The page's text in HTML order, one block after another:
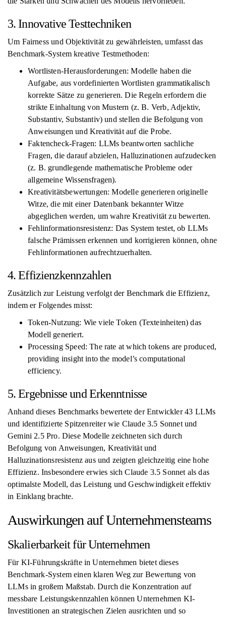
3. Innovative Testtechniken
Um Fairness und Objektivität zu gewährleisten, umfasst das
Benchmark-System kreative Testmethoden:
Wortlisten-Herausforderungen: Modelle haben die
Aufgabe, aus vordefinierten Wortlisten grammatikalisch
korrekte Sätze zu generieren. Die Regeln erfordern die
strikte Einhaltung von Mustern (z. B. Verb, Adjektiv,
Substantiv, Substantiv) und stellen die Befolgung von
Anweisungen und Kreativität auf die Probe.
Faktencheck-Fragen: LLMs beantworten sachliche
Fragen, die darauf abzielen, Halluzinationen aufzudecken
(z. B. grundlegende mathematische Probleme oder
allgemeine Wissensfragen).
Kreativitätsbewertungen: Modelle generieren originelle
Witze, die mit einer Datenbank bekannter Witze
abgeglichen werden, um wahre Kreativität zu bewerten.
Fehlinformationsresistenz: Das System testet, ob LLMs
falsche Prämissen erkennen und korrigieren können, ohne
Fehlinformationen aufrechtzuerhalten.
4. Effizienzkennzahlen
Zusätzlich zur Leistung verfolgt der Benchmark die Effizienz,
indem er Folgendes misst:
Token-Nutzung: Wie viele Token (Texteinheiten) das
Modell generiert.
Processing Speed: The rate at which tokens are produced,
providing insight into the model’s computational
efficiency.
5. Ergebnisse und Erkenntnisse
Anhand dieses Benchmarks bewertete der Entwickler 43 LLMs
und identifizierte Spitzenreiter wie Claude 3.5 Sonnet und
Gemini 2.5 Pro. Diese Modelle zeichneten sich durch
Befolgung von Anweisungen, Kreativität und
Halluzinationsresistenz aus und zeigten gleichzeitig eine hohe
Effizienz. Insbesondere erwies sich Claude 3.5 Sonnet als das
optimalste Modell, das Leistung und Geschwindigkeit effektiv
in Einklang brachte.
Auswirkungen auf Unternehmensteams
Skalierbarkeit für Unternehmen
Für KI-Führungskräfte in Unternehmen bietet dieses
Benchmark-System einen klaren Weg zur Bewertung von
LLMs in großem Maßstab. Durch die Konzentration auf
messbare Leistungskennzahlen können Unternehmen KI-
Investitionen an strategischen Zielen ausrichten und so